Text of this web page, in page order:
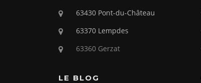
63430 Pont-du-Château
63370 Lempdes
63360 Gerzat
LE BLOG